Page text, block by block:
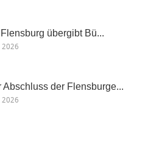
übergibt Bü...
2026
Abschluss der Flensburge...
2026